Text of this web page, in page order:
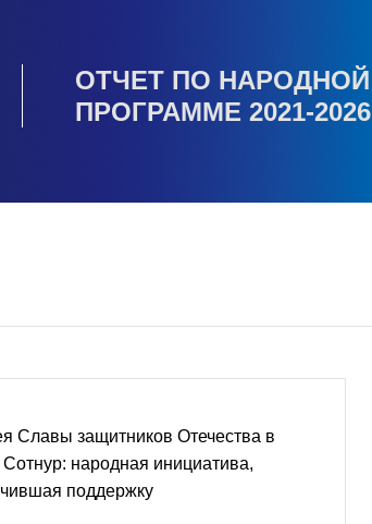
ОТЧЕТ ПО НАРОДНОЙ
ПРОГРАММЕ 2021-2026
Славы защитников Отечества в
Сотнур: народная инициатива,
поддержку